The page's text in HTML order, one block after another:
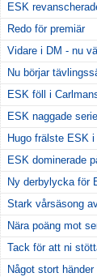
ESK
Redo för premiär
Vidare i DM - nu
Nu börjar
ESK föll i
ESK naggade
Hugo frälste ESK
ESK dominerade
Ny derbylycka för
Stark vårsäsong
Nära poäng mot
Tack för att ni
Något stort